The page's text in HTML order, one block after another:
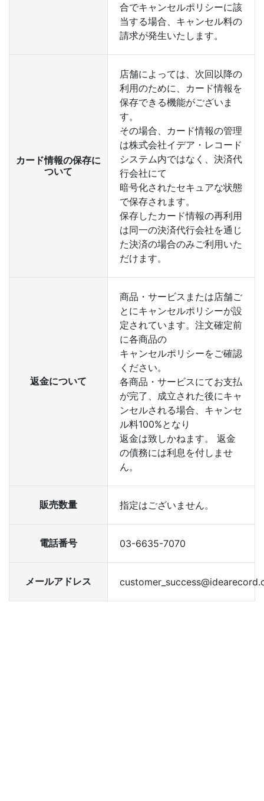
合でキャンセルポリシーに該
当する場合、キャンセル料の
請求が発生いたします。
カード情報の保存に
ついて
店舗によっては、次回以降の
利用のために、カード情報を
保存できる機能がございま
す。
その場合、カード情報の管理
は株式会社イデア・レコード
システム内ではなく、決済代
行会社にて
暗号化されたセキュアな状態
で保存されます。
保存したカード情報の再利用
は同一の決済代行会社を通じ
た決済の場合のみご利用いた
だけます。
返金について
商品・サービスまたは店舗ご
とにキャンセルポリシーが設
定されています。注文確定前
に各商品の
キャンセルポリシーをご確認
ください。
各商品・サービスにてお支払
が完了、成立された後にキャ
ンセルされる場合、キャンセ
ル料100%となり
返金は致しかねます。 返金
の債務には利息を付しませ
ん。
販売数量 指定はございません。
電話番号 03-6635-7070
メールアドレス